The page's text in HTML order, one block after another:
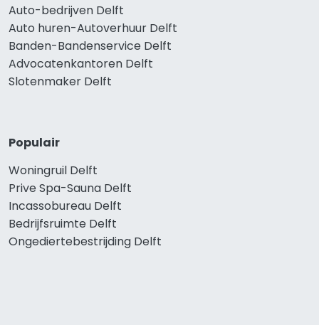
Auto-bedrijven Delft
Auto huren-Autoverhuur Delft
Banden-Bandenservice Delft
Advocatenkantoren Delft
Slotenmaker Delft
Populair
Woningruil Delft
Prive Spa-Sauna Delft
Incassobureau Delft
Bedrijfsruimte Delft
Ongediertebestrijding Delft